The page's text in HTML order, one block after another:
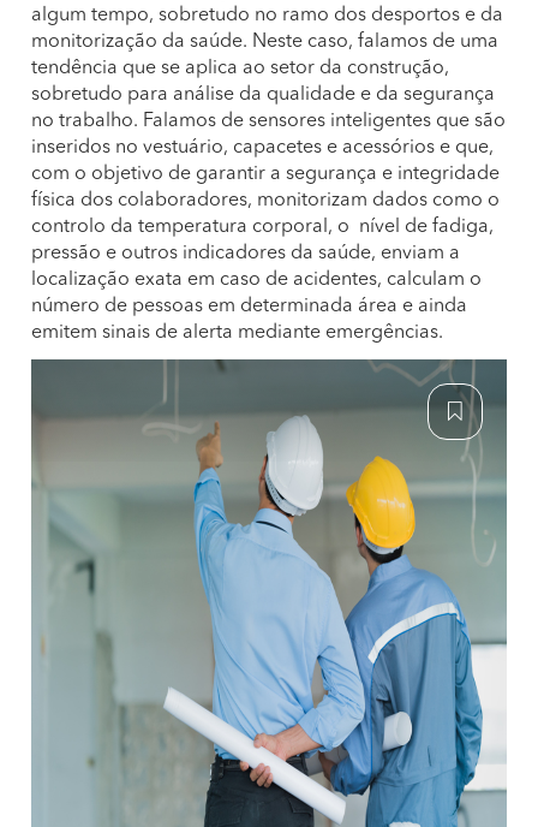
algum tempo, sobretudo no ramo dos desportos e da
monitorização da saúde. Neste caso, falamos de uma
tendência que se aplica ao setor da construção,
sobretudo para análise da qualidade e da segurança
no trabalho. Falamos de sensores inteligentes que são
inseridos no vestuário, capacetes e acessórios e que,
com o objetivo de garantir a segurança e integridade
física dos colaboradores, monitorizam dados como o
controlo da temperatura corporal, o nível de fadiga,
pressão e outros indicadores da saúde, enviam a
localização exata em caso de acidentes, calculam o
número de pessoas em determinada área e ainda
emitem sinais de alerta mediante emergências.